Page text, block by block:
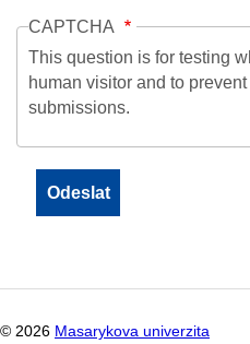
CAPTCHA
This question is for testing
human visitor and to
submissions.
© 2026 Masarykova univerzita